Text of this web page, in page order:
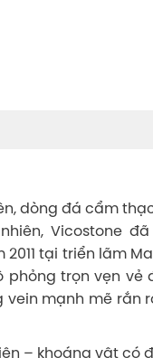
dòng đá cẩm
Vicostone
tại triển lãm
trọn vẹn vẻ
mạnh mẽ rắn
– khoáng vật có